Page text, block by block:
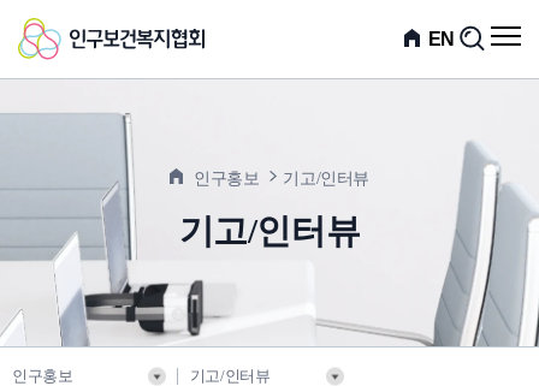
인
구
복
지
협
회
EN
검
전
메
인구홍보
기고/인터뷰
기고/인터뷰
인구홍보 기고/인터뷰